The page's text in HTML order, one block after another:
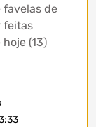
favelas de
feitas
(13)